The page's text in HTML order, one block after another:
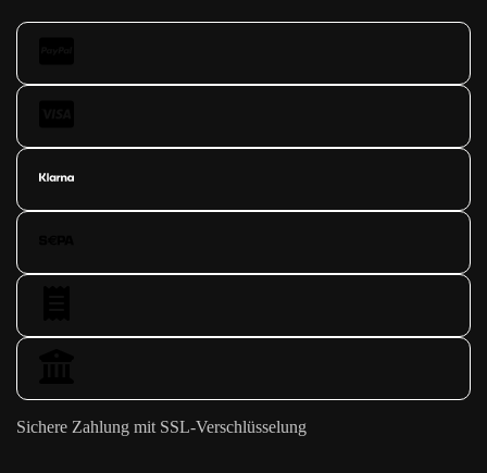
Sichere Zahlung mit SSL-Verschlüsselung